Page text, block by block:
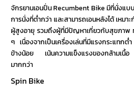
จักรยานเอนปั่น Recumbent Bike มีที่นั่งแ
การนั่งที่ต่ำกว่า และสามารถเอนหลังได้ เหมา
ผู้สูงอายุ รวมถึงผู้ที่มีปัญหาเกี่ยวกับสุขภาพ
ๆ เนื่องจากเป็นเครื่องเล่นที่มีแรงกระแทก
ข้างน้อย เน้นความแข็งแรงของกล้ามเนื้
มากกว่า
Spin Bike